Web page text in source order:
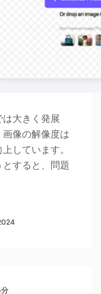
大きく発展
像の解像度は
しています。
すると、問題